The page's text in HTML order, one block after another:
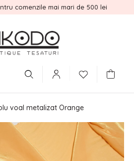
comenzile mai mari de 500 lei
voal metalizat Orange